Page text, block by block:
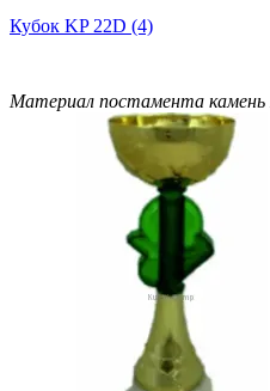
Кубок KP 22D (4)
Материал постамента камень